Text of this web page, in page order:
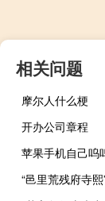
相关问题
摩尔人什么梗
开办公司章程
“邑里荒残府寺